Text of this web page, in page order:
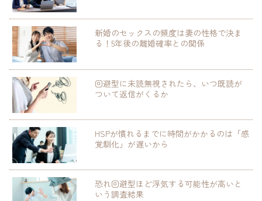
新婚のセックスの頻度は妻の性格で決ま
る！5年後の離婚確率との関係
回避型に未読無視されたら、いつ既読が
ついて返信がくるか
HSPが慣れるまでに時間がかかるのは「感
覚馴化」が遅いから
恐れ回避型ほど浮気する可能性が高いと
いう調査結果